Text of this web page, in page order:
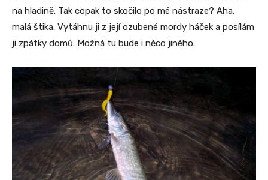
na hladině. Tak copak to skočilo po mé nástraze? Aha,
malá štika. Vytáhnu ji z její ozubené mordy háček a posílám
ji zpátky domů. Možná tu bude i něco jiného.